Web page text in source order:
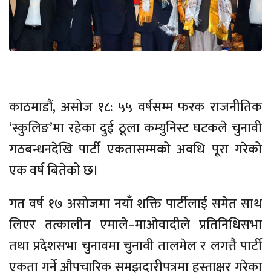
काठमाडौं, असोज १८: ५५ वर्षसम्म फरक राजनीतिक
‘स्कुलिङ’मा रहेका दुई ठूला कम्युनिस्ट घटकले चुनावी
गठबन्धनदेखि पार्टी एकतासम्मको अवधि पूरा गरेको
एक वर्ष बितेको छ।
गत वर्ष १७ असोजमा नयाँ शक्ति पार्टीलाई समेत साथ
लिएर तत्कालीन एमाले–माओवादीले प्रतिनिधिसभा
तथा प्रदेशसभा चुनावमा चुनावी तालमेल र लगत्तै पार्टी
एकता गर्ने औपचारिक समझदारीपत्रमा हस्ताक्षर गरेका